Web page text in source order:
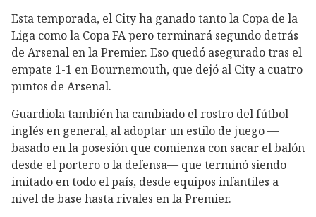
Esta temporada, el City ha ganado tanto la Copa de la
Liga como la Copa FA pero terminará segundo detrás
de Arsenal en la Premier. Eso quedó asegurado tras el
empate 1-1 en Bournemouth, que dejó al City a cuatro
puntos de Arsenal.
Guardiola también ha cambiado el rostro del fútbol
inglés en general, al adoptar un estilo de juego —
basado en la posesión que comienza con sacar el balón
desde el portero o la defensa— que terminó siendo
imitado en todo el país, desde equipos infantiles a
nivel de base hasta rivales en la Premier.